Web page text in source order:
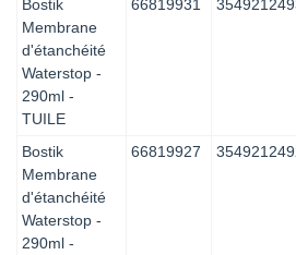
Bostik
Membrane
d'étanchéité
Waterstop -
290ml -
TUILE
66819931
Bostik
Membrane
d'étanchéité
Waterstop -
290ml -
66819927